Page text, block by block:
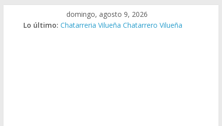
domingo, agosto 9, 2026
Lo último: Chatarreria Vilueña Chatarrero Vilueña